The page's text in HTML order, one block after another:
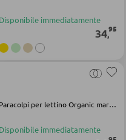
Disponibile immediatamente
34,95
Paracolpi per lettino Organic marrone cotone poliestere
Disponibile immediatamente